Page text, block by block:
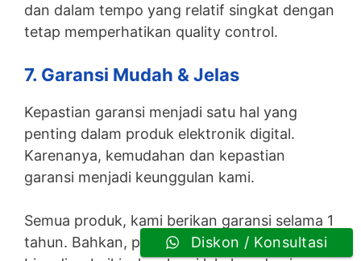
dan dalam tempo yang relatif singkat dengan
tetap memperhatikan quality control.
7. Garansi Mudah & Jelas
Kepastian garansi menjadi satu hal yang
penting dalam produk elektronik digital.
Karenanya, kemudahan dan kepastian
garansi menjadi keunggulan kami.
Semua produk, kami berikan garansi selama 1
tahun. Bahkan, penggantian unit yang tidak
Diskon / Konsultasi